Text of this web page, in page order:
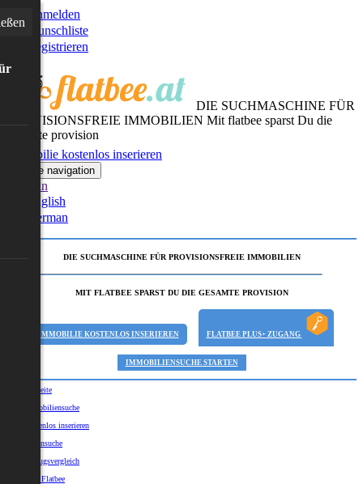
Anmelden
Wunschliste
Registrieren
DIE SUCHMASCHINE FÜR
PROVISIONSFREIE IMMOBILIEN Mit flatbee sparst Du die
gesamte provision
Immobilie kostenlos inserieren
Toggle navigation
German
English
German
DIE SUCHMASCHINE FÜR PROVISIONSFREIE IMMOBILIEN
MIT FLATBEE SPARST DU DIE GESAMTE PROVISION
IMMOBILIE KOSTENLOS INSERIEREN FLATBEE PLUS+ ZUGANG
IMMOBILIENSUCHE STARTEN
Startseite
Immobiliensuche
Kostenlos inserieren
Kartensuche
Umzugsvergleich
Über Flatbee